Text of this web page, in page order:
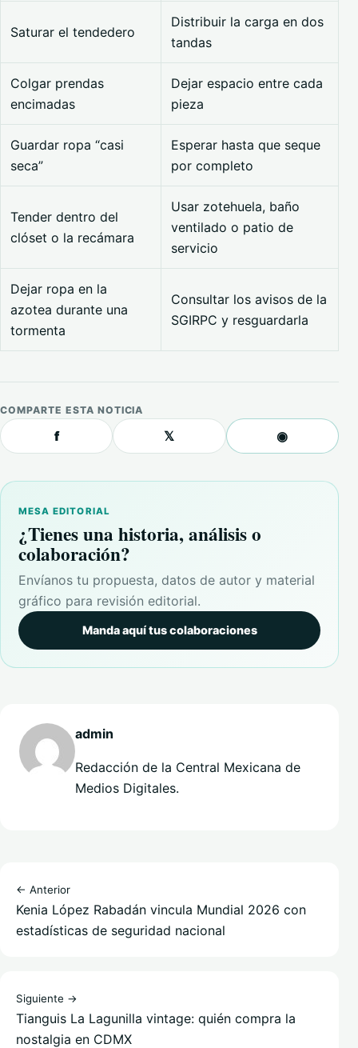
Saturar el tendedero
Distribuir la carga en dos
tandas
Colgar prendas
encimadas
Dejar espacio entre cada
pieza
Guardar ropa “casi
seca”
Esperar hasta que seque
por completo
Tender dentro del
clóset o la recámara
Usar zotehuela, baño
ventilado o patio de
servicio
Dejar ropa en la
azotea durante una
tormenta
Consultar los avisos de la
SGIRPC y resguardarla
COMPARTE ESTA NOTICIA
f 𝕏 ◉
MESA EDITORIAL
¿Tienes una historia, análisis o
colaboración?
Envíanos tu propuesta, datos de autor y material
gráfico para revisión editorial.
Manda aquí tus colaboraciones
admin
Redacción de la Central Mexicana de
Medios Digitales.
← Anterior
Kenia López Rabadán vincula Mundial 2026 con
estadísticas de seguridad nacional
Siguiente →
Tianguis La Lagunilla vintage: quién compra la
nostalgia en CDMX